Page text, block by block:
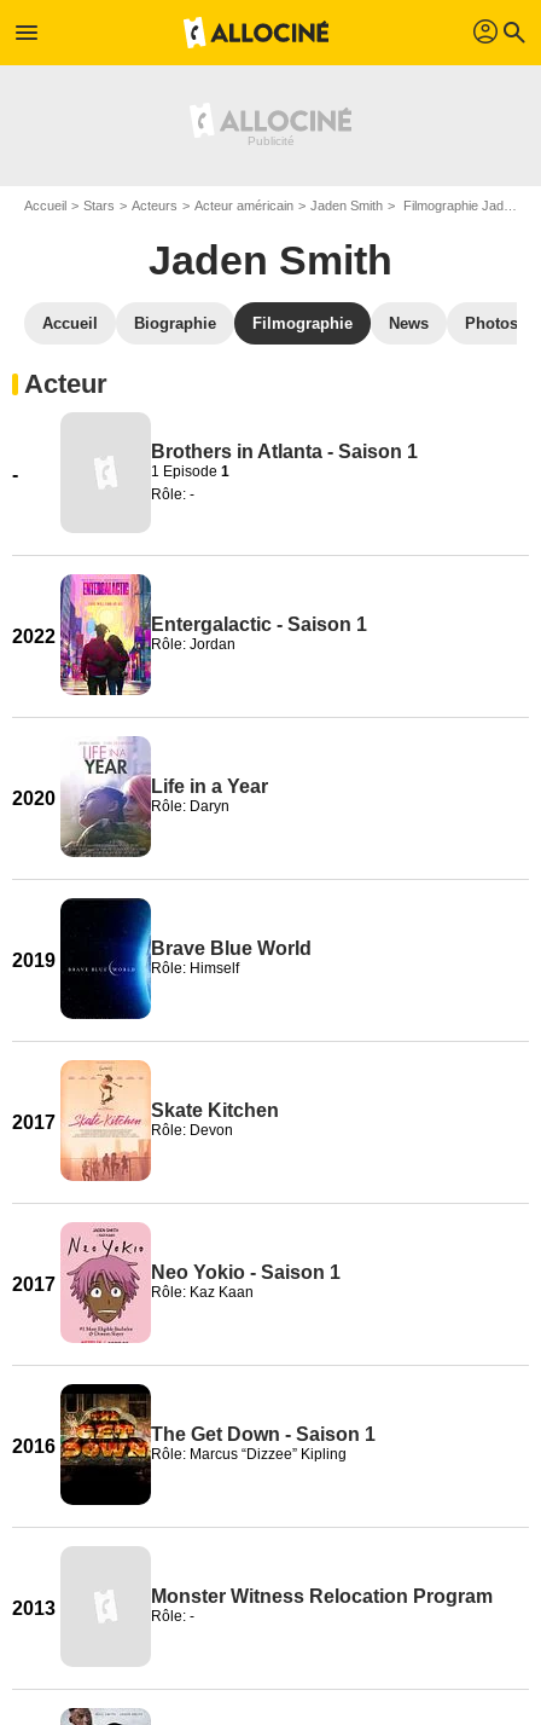
menu profil search
Accueil Stars Acteurs Acteur américain Jaden Smith Filmographie Jaden Smith
Jaden Smith
Accueil Biographie Filmographie News Photos
Acteur
-
Brothers in Atlanta - Saison 1
1 Episode 1
Rôle: -
2022
Entergalactic - Saison 1
Rôle: Jordan
2020
Life in a Year
Rôle: Daryn
2019
Brave Blue World
Rôle: Himself
2017
Skate Kitchen
Rôle: Devon
2017
Neo Yokio - Saison 1
Rôle: Kaz Kaan
2016
The Get Down - Saison 1
Rôle: Marcus “Dizzee” Kipling
2013
Monster Witness Relocation Program
Rôle: -